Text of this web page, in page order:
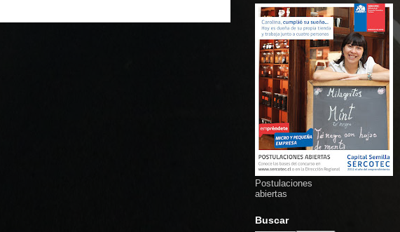
Postulaciones
abiertas
Buscar